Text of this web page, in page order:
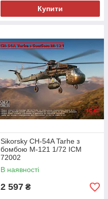
Купити
Sikorsky CH-54A Tarhe з
бомбою M-121 1/72 ICM
72002
В наявності
2 597 ₴